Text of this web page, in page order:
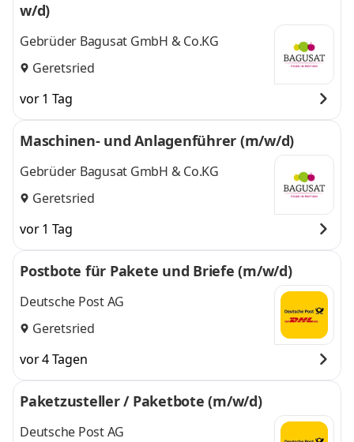
w/d)
Gebrüder Bagusat GmbH & Co.KG
Geretsried
vor 1 Tag
Maschinen- und Anlagenführer (m/w/d)
Gebrüder Bagusat GmbH & Co.KG
Geretsried
vor 1 Tag
Postbote für Pakete und Briefe (m/w/d)
Deutsche Post AG
Geretsried
vor 4 Tagen
Paketzusteller / Paketbote (m/w/d)
Deutsche Post AG